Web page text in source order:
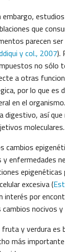
embargo,
que
parecen
y col., 2007).
no sólo
a otras
por lo que
en el
así que
moleculares.
cambios
enfermedades
excesiva (
por
nocivos
y verdura es
más